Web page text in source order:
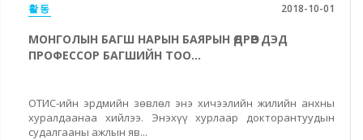
활동 2018-10-01
МОНГОЛЫН БАГШ НАРЫН БАЯРЫН ӨДРӨӨР ДЭД
ПРОФЕССОР БАГШИЙН ТОО...
ОТИС-ийн эрдмийн зөвлөл энэ хичээлийн жилийн анхны
хуралдаанаа хийлээ. Энэхүү хурлаар докторантуудын
судалгааны ажлын яв...